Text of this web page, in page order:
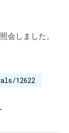
会しました。
12622